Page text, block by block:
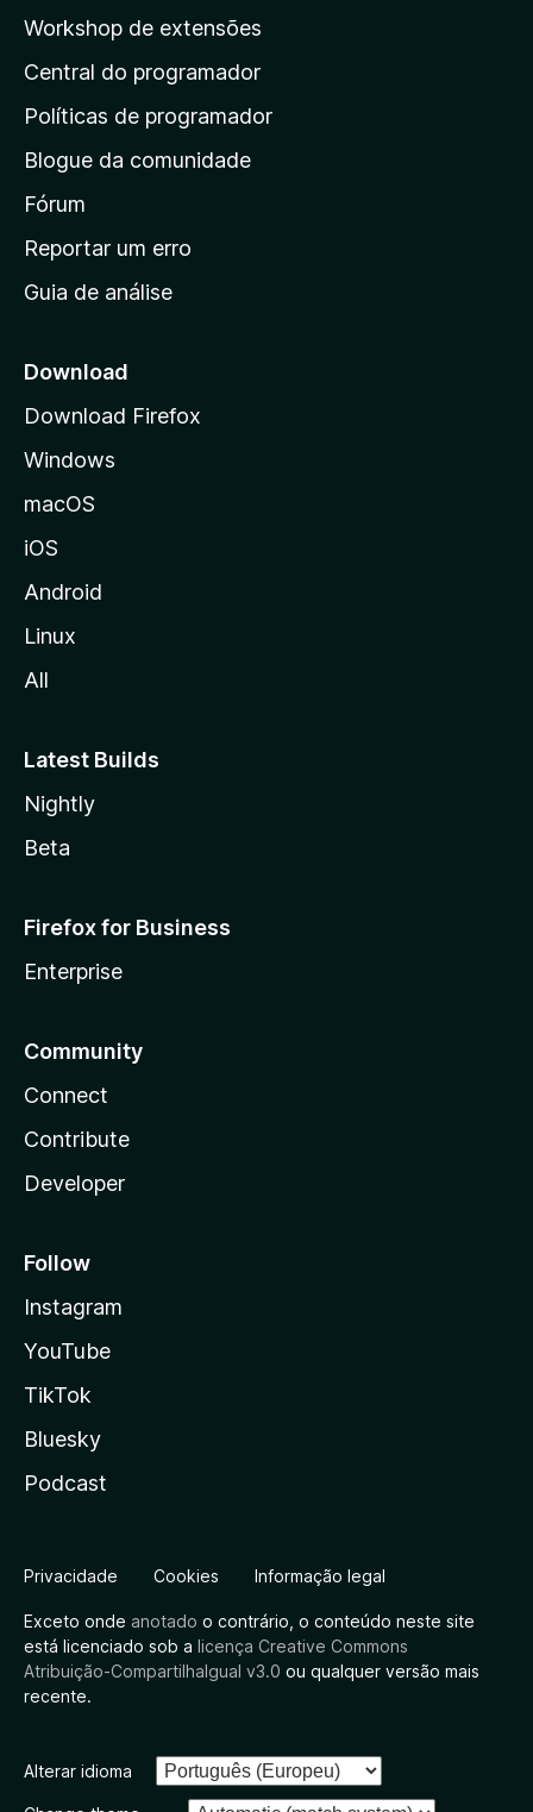
á
g
i
a
i
n
c
a
d
a
z
i
a
Workshop de extensões
Central do programador
Políticas de programador
Blogue da comunidade
Fórum
Reportar um erro
Guia de análise
Download
Download Firefox
Windows
macOS
iOS
Android
Linux
All
Latest Builds
Nightly
Beta
Firefox for Business
Enterprise
Community
Connect
Contribute
Developer
Follow
Instagram
YouTube
TikTok
Bluesky
Podcast
Privacidade Cookies Informação legal
Exceto onde anotado o contrário, o conteúdo neste site
está licenciado sob a licença Creative Commons
Atribuição-CompartilhaIgual v3.0 ou qualquer versão mais
recente.
Alterar idioma